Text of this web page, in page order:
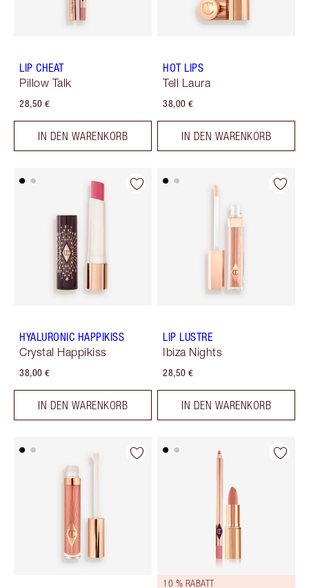
LIP CHEAT
Pillow Talk
28,50 €
IN DEN WARENKORB
HOT LIPS
Tell Laura
38,00 €
IN DEN WARENKORB
HYALURONIC HAPPIKISS
Crystal Happikiss
38,00 €
IN DEN WARENKORB
LIP LUSTRE
Ibiza Nights
28,50 €
IN DEN WARENKORB
10 % RABATT